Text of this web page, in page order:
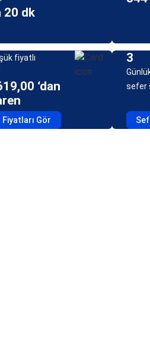
20 dk
fiyatlı
‘dan
Fiyatları Gör
3
sefer